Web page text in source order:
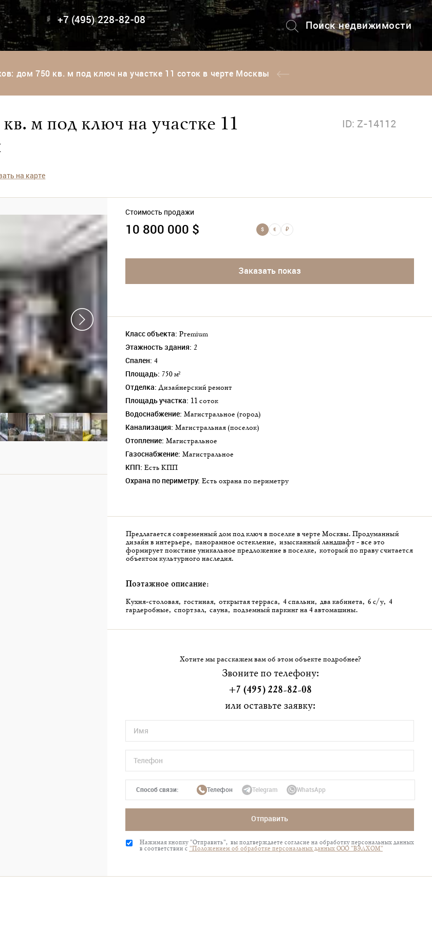
+7 (495) 228-82-08
Поиск недвижимости
+7 (495) 228-82-08
дом 750 кв. м под ключ на участке 11 соток в черте Москвы
м под ключ на участке 11
ID: Z-14112
на карте
Стоимость продажи
10 800 000 $ $ € ₽
Заказать показ
Класс объекта: Premium
Этажность здания: 2
Спален: 4
Площадь: 750 м²
Отделка: Дизайнерский ремонт
Площадь участка: 11 соток
Водоснабжение: Магистральное (город)
Канализация: Магистральная (поселок)
Отопление: Магистральное
Газоснабжение: Магистральное
КПП: Есть КПП
Охрана по периметру: Есть охрана по периметру
Предлагается современный дом под ключ в поселке в черте Москвы. Продуманный
дизайн в интерьере, панорамное остекление, изысканный ландшафт - все это
формирует поистине уникальное предложение в поселке, который по праву считается
объектом культурного наследия.
Поэтажное описание:
Кухня-столовая, гостиная, открытая терраса, 4 спальни, два кабинета, 6 с/у, 4
гардеробные, спортзал, сауна, подземный паркинг на 4 автомашины.
Хотите мы расскажем вам об этом объекте подробнее?
Звоните по телефону:
+7 (495) 228-82-08
или оставьте заявку:
Способ связи: Телефон Telegram WhatsApp
Отправить
Нажимая кнопку "Отправить", вы подтверждаете согласие на обработку персональных данных
в соответствии с "Положением об обработке персональных данных ООО "ВЭЛХОМ"